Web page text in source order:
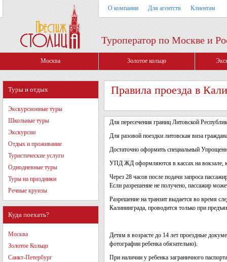
О компании Для агентств Клиентам
Туроператор по Москве и
Москва Золотое кольцо
Туры и отдых
Экскурсионные туры
Школьные туры
Экскурсии
Отдых и проживание
Туристические услуги
Однодневные туры
Туры на праздники
Речные круизы
Куда поехать?
Москва
Золотое Кольцо
Санкт-Петербург
Правила проезда в
Для пересечения границ Литовской
Для разовой поездки литовская виза
Достаточно оформить специальный
УПД ЖД оформляются в кассах на вокзале,
Через 28 часов после подачи запроса
Если разрешение не получено, пассажир
Разрешение на транзит выдается во время
Калининграда, проводится только при
Детям в возрасте до 14 лет проездные
фотографии ребенка обязательно).
При наличии у ребенка заграничного